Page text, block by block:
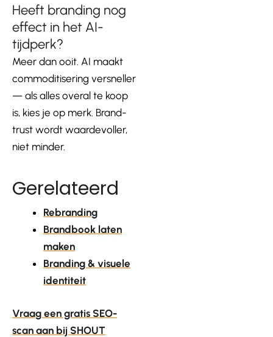
Heeft branding nog
effect in het AI-
tijdperk?
Meer dan ooit. AI maakt
commoditisering versneller
— als alles overal te koop
is, kies je op merk. Brand-
trust wordt waardevoller,
niet minder.
Gerelateerd
Rebranding
Brandbook laten
maken
Branding & visuele
identiteit
Vraag een gratis SEO-
scan aan bij SHOUT